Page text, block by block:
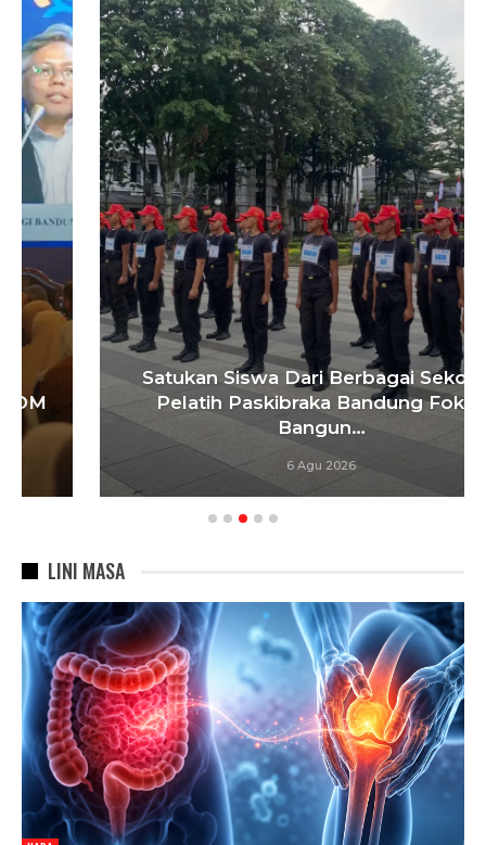
Satukan Siswa Dari Berbagai Sekolah,
Pelatih Paskibraka Bandung Fokus
Bangun…
6 Agu 2026
LINI MASA